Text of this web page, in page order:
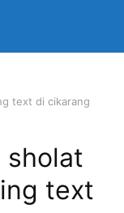
text di cikarang
sholat
text